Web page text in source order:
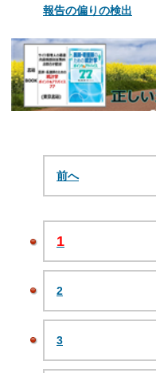
報告の偏りの検出
前へ
1
2
3